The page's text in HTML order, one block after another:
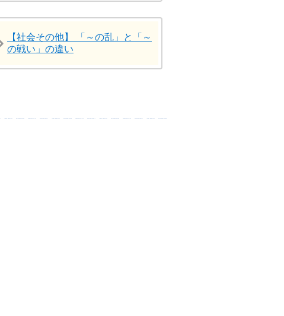
【社会その他】 「～の乱」と「～
の戦い」の違い